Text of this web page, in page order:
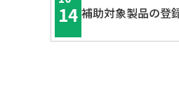
14 補助対象製品の登